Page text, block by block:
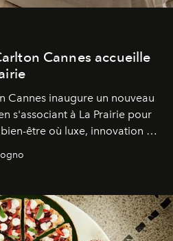
Cannes accueille
Cannes inaugure un nouveau
s'associant à La Prairie pour
être où luxe, innovation et